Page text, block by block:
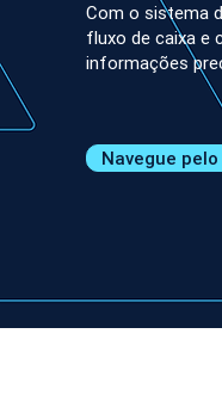
Com o sistema
fluxo de caixa e
informações
Navegue